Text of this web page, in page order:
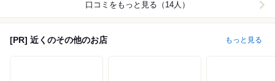
口コミをもっと見る（14人）
[PR] 近くのその他のお店 もっと見る